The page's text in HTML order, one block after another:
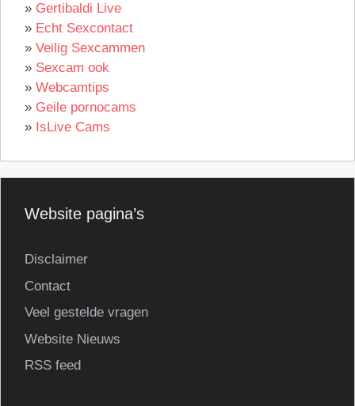
» Gertibaldi Live
» Echt Sexcontact
» Veilig Sexcammen
» Sexcam ook
» Webcamtips
» Geile pornocams
» IsLive Cams
Website pagina’s
Disclaimer
Contact
Veel gestelde vragen
Website Nieuws
RSS feed